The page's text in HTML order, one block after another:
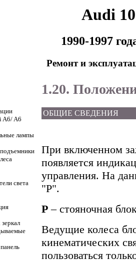
Audi
1990-1997
Ремонт и
A6/ A6
лампы
света
1.20.
ОБЩИЕ СВЕДЕНИЯ
При включенном
появляется
управления. На
"Р".
Р – стояночная
Ведущие колеса
кинематических
пользоваться